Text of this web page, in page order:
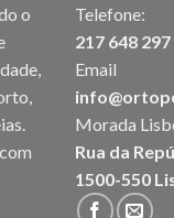
o
Telefone:
217 648 297
Email
Morada
Rua da
1500-550